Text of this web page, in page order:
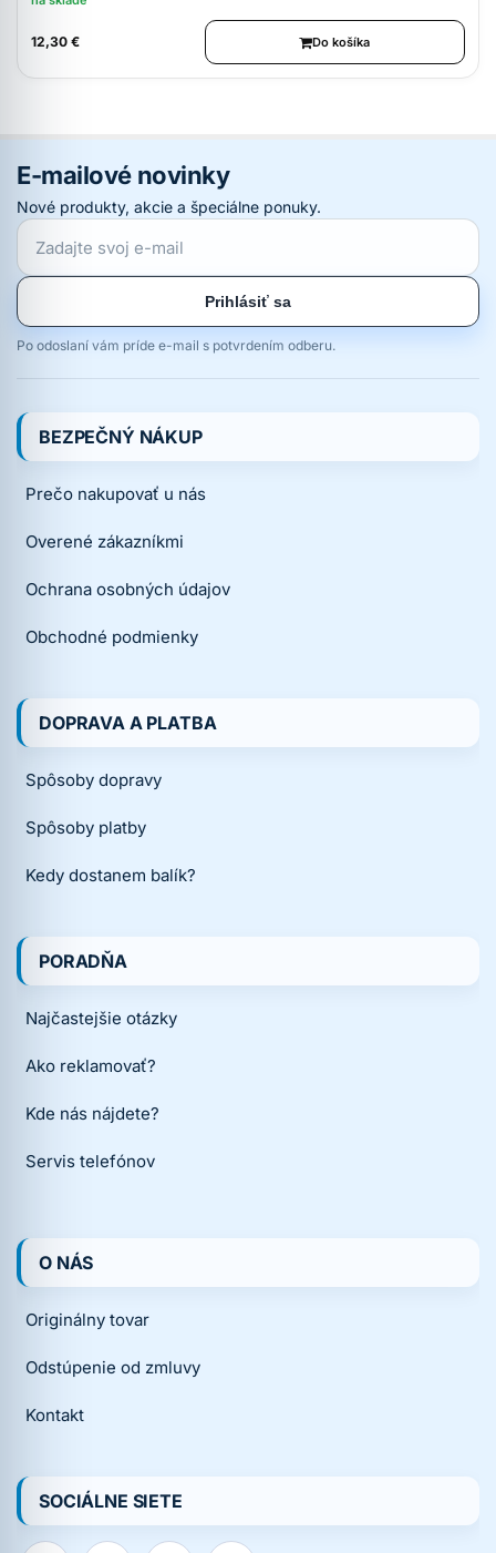
12,30 € Do košíka
E-mailové novinky
Nové produkty, akcie a špeciálne ponuky.
Prihlásiť sa
Po odoslaní vám príde e-mail s potvrdením odberu.
BEZPEČNÝ NÁKUP
Prečo nakupovať u nás
Overené zákazníkmi
Ochrana osobných údajov
Obchodné podmienky
DOPRAVA A PLATBA
Spôsoby dopravy
Spôsoby platby
Kedy dostanem balík?
PORADŇA
Najčastejšie otázky
Ako reklamovať?
Kde nás nájdete?
Servis telefónov
O NÁS
Originálny tovar
Odstúpenie od zmluvy
Kontakt
SOCIÁLNE SIETE